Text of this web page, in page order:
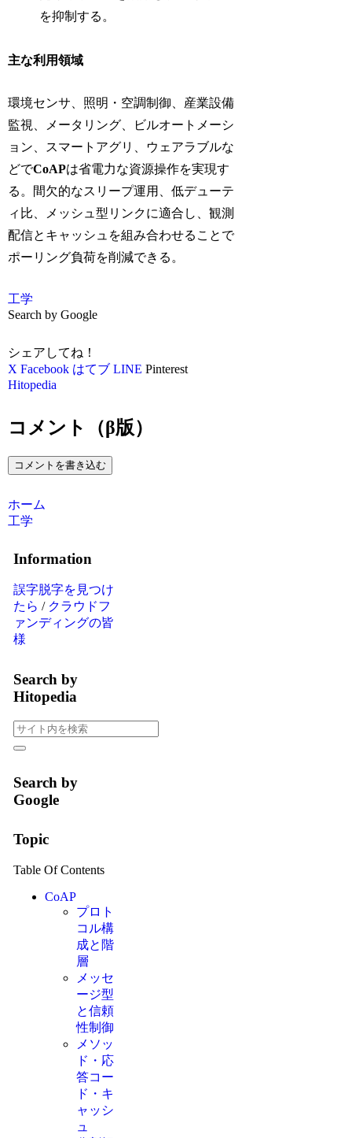
を抑制する。
主な利用領域
環境センサ、照明・空調制御、産業設備
監視、メータリング、ビルオートメーシ
ョン、スマートアグリ、ウェアラブルな
どでCoAPは省電力な資源操作を実現す
る。間欠的なスリープ運用、低デューテ
ィ比、メッシュ型リンクに適合し、観測
配信とキャッシュを組み合わせることで
ポーリング負荷を削減できる。
工学
Search by Google
シェアしてね！
X Facebook はてブ LINE Pinterest
Hitopedia
コメント（β版）
コメントを書き込む
ホーム
工学
Information
誤字脱字を見つけ
たら / クラウドフ
ァンディングの皆
様
Search by
Hitopedia
Search by
Google
Topic
Table Of Contents
CoAP
プロト
コル構
成と階
層
メッセ
ージ型
と信頼
性制御
メソッ
ド・応
答コー
ド・キ
ャッシ
ュ